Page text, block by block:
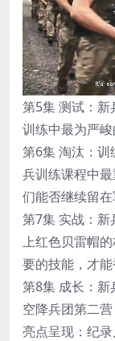
第5集 测试：
训练中最为严
第6集 淘汰：
兵训练课程中
们能否继续留在
第7集 实战：
上红色贝雷帽
要的技能，才能
第8集 成长：
空降兵团第二营
亮点呈现：纪